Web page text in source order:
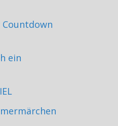
Countdown
ein